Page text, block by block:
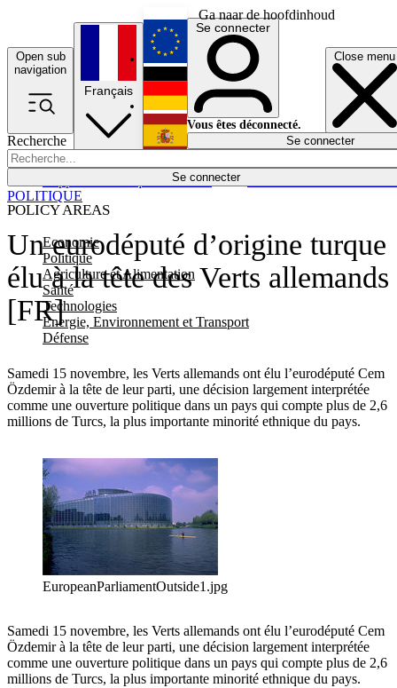
Ga naar de hoofdinhoud
Open sub
navigation
Close menu
Recherche
Se connecter
POLICY AREAS
Economie
Politique
Agriculture et Alimentation
Santé
Technologies
Energie, Environnement et Transport
Défense
Économie
Français
English
Deutsch
Español
Se connecter
Vous êtes déconnecté.
Se connecter
Un eurodéputé d’origine turque
élu à la tête des Verts allemands
[FR]
Samedi 15 novembre, les Verts allemands ont élu l’eurodéputé Cem
Özdemir à la tête de leur parti, une décision largement interprétée
comme une ouverture politique dans un pays qui compte plus de 2,6
millions de Turcs, la plus importante minorité ethnique du pays.
POLITIQUE
EuropeanParliamentOutside1.jpg
Samedi 15 novembre, les Verts allemands ont élu l’eurodéputé Cem
Özdemir à la tête de leur parti, une décision largement interprétée
comme une ouverture politique dans un pays qui compte plus de 2,6
millions de Turcs, la plus importante minorité ethnique du pays.